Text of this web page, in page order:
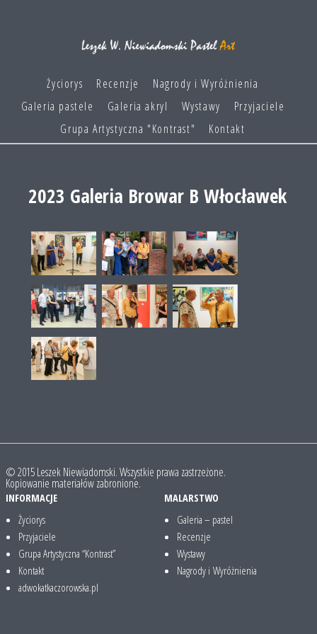
Życiorys Recenzje
Nagrody i Wyróżnienia
Galeria pastele
Galeria akryl Wystawy
Przyjaciele
Grupa Artystyczna "Kontrast"
Kontakt
2023 Galeria Browar B Włocławek
© 2015 Leszek Niewiadomski. Wszystkie prawa zastrzeżone.
Kopiowanie materiałów zabronione.
INFORMACJE
Życiorys
Przyjaciele
Grupa Artystyczna “Kontrast”
Kontakt
adwokatkaczorowska.pl
MALARSTWO
Galeria – pastel
Recenzje
Wystawy
Nagrody i Wyróżnienia